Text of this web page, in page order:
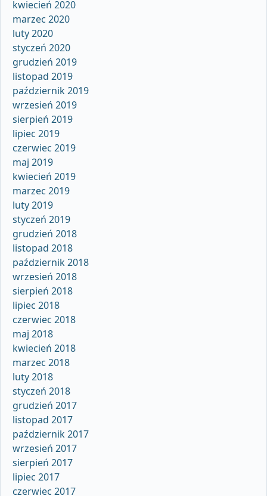
kwiecień 2020
marzec 2020
luty 2020
styczeń 2020
grudzień 2019
listopad 2019
październik 2019
wrzesień 2019
sierpień 2019
lipiec 2019
czerwiec 2019
maj 2019
kwiecień 2019
marzec 2019
luty 2019
styczeń 2019
grudzień 2018
listopad 2018
październik 2018
wrzesień 2018
sierpień 2018
lipiec 2018
czerwiec 2018
maj 2018
kwiecień 2018
marzec 2018
luty 2018
styczeń 2018
grudzień 2017
listopad 2017
październik 2017
wrzesień 2017
sierpień 2017
lipiec 2017
czerwiec 2017